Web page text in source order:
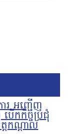
រ អញ្ជើញ
ើកកិច្ចប្រជុំ
តកណ្តាល